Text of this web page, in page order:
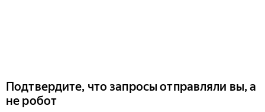
Подтвердите, что запросы отправляли вы, а
не робот